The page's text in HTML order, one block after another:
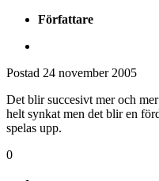
Författare
Postad 24 november 2005
Det blir succesivt mer och
helt synkat men det blir en
spelas upp.
0